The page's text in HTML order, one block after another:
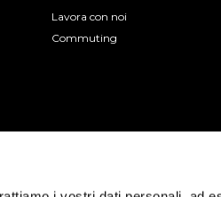
Lavora con noi
Commuting